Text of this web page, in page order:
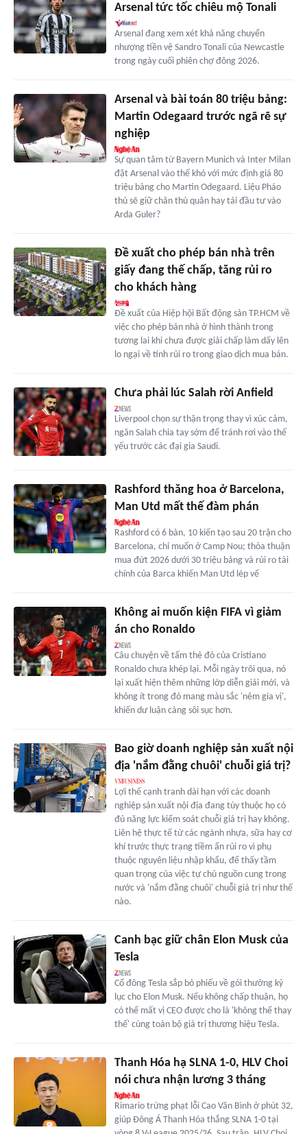
Arsenal tức tốc chiêu mộ Tonali
Arsenal đang xem xét khả năng chuyển
nhượng tiền vệ Sandro Tonali của Newcastle
trong ngày cuối phiên chợ đông 2026.
Arsenal và bài toán 80 triệu bảng:
Martin Odegaard trước ngã rẽ sự
nghiệp
Sự quan tâm từ Bayern Munich và Inter Milan
đặt Arsenal vào thế khó với mức định giá 80
triệu bảng cho Martin Odegaard. Liệu Pháo
thủ sẽ giữ chân thủ quân hay tái đầu tư vào
Arda Guler?
Đề xuất cho phép bán nhà trên
giấy đang thế chấp, tăng rủi ro
cho khách hàng
Đề xuất của Hiệp hội Bất động sản TP.HCM về
việc cho phép bán nhà ở hình thành trong
tương lai khi chưa được giải chấp làm dấy lên
lo ngại về tính rủi ro trong giao dịch mua bán.
Chưa phải lúc Salah rời Anfield
Liverpool chọn sự thận trọng thay vì xúc cảm,
ngăn Salah chia tay sớm để tránh rơi vào thế
yếu trước các đại gia Saudi.
Rashford thăng hoa ở Barcelona,
Man Utd mất thế đàm phán
Rashford có 6 bàn, 10 kiến tạo sau 20 trận cho
Barcelona, chỉ muốn ở Camp Nou; thỏa thuận
mua đứt 2026 dưới 30 triệu bảng và rủi ro tài
chính của Barca khiến Man Utd lép vế
Không ai muốn kiện FIFA vì giảm
án cho Ronaldo
Câu chuyện về tấm thẻ đỏ của Cristiano
Ronaldo chưa khép lại. Mỗi ngày trôi qua, nó
lại xuất hiện thêm những lớp diễn giải mới, và
không ít trong đó mang màu sắc 'nêm gia vị',
khiến dư luận càng sôi sục hơn.
Bao giờ doanh nghiệp sản xuất nội
địa 'nắm đằng chuôi' chuỗi giá trị?
Lợi thế cạnh tranh dài hạn với các doanh
nghiệp sản xuất nội địa đang tùy thuộc họ có
đủ năng lực kiểm soát chuỗi giá trị hay không.
Liên hệ thực tế từ các ngành nhựa, sữa hay cơ
khí trước thực trạng tiềm ẩn rủi ro vì phụ
thuộc nguyên liệu nhập khẩu, để thấy tầm
quan trọng của việc tự chủ nguồn cung trong
nước và 'nắm đằng chuôi' chuỗi giá trị như thế
nào.
Canh bạc giữ chân Elon Musk của
Tesla
Cổ đông Tesla sắp bỏ phiếu về gói thưởng kỷ
lục cho Elon Musk. Nếu không chấp thuận, họ
có thể mất vị CEO được cho là 'không thể thay
thế' cùng toàn bộ giá trị thương hiệu Tesla.
Thanh Hóa hạ SLNA 1-0, HLV Choi
nói chưa nhận lương 3 tháng
Rimario trừng phạt lỗi Cao Văn Bình ở phút 32,
giúp Đông Á Thanh Hóa thắng SLNA 1-0 tại